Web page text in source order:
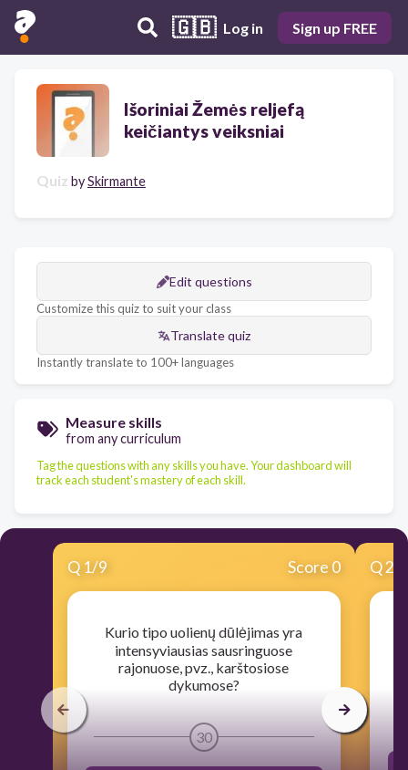
🇬🇧 Log in Sign up FREE
Išoriniai Žemės reljefą
keičiantys veiksniai
Quiz bySkirmante
Edit questions
Customize this quiz to suit your class
Translate quiz
Instantly translate to 100+ languages
Measure skills
from any curriculum
Tag the questions with any skills you have. Your dashboard will
track each student's mastery of each skill.
Q 1/9 Score 0
Kurio tipo uolienų dūlėjimas yra
intensyviausias sausringuose
rajonuose, pvz., karštosiose
dykumose?
30
Q2